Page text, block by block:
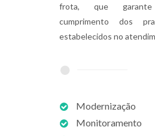
frota, que
cumprimento dos
estabelecidos no
Modernização
Monitoramento